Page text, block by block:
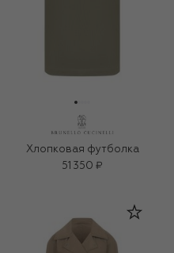
Хлопковая футболка
51 350 ₽